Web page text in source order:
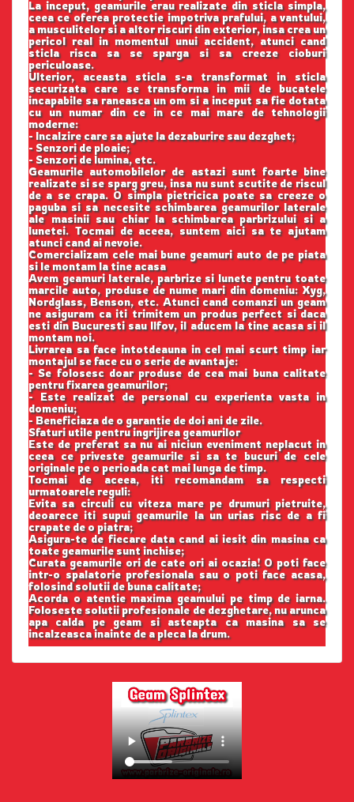
La inceput, geamurile erau realizate din sticla simpla,
ceea ce oferea protectie impotriva prafului, a vantului,
a musculitelor si a altor riscuri din exterior, insa crea un
pericol real in momentul unui accident, atunci cand
sticla risca sa se sparga si sa creeze cioburi
periculoase.
Ulterior, aceasta sticla s-a transformat in sticla
securizata care se transforma in mii de bucatele
incapabile sa raneasca un om si a inceput sa fie dotata
cu un numar din ce in ce mai mare de tehnologii
moderne:
- Incalzire care sa ajute la dezaburire sau dezghet;
- Senzori de ploaie;
- Senzori de lumina, etc.
Geamurile automobilelor de astazi sunt foarte bine
realizate si se sparg greu, insa nu sunt scutite de riscul
de a se crapa. O simpla pietricica poate sa creeze o
paguba si sa necesite schimbarea geamurilor laterale
ale masinii sau chiar la schimbarea parbrizului si a
lunetei. Tocmai de aceea, suntem aici sa te ajutam
atunci cand ai nevoie.
Comercializam cele mai bune geamuri auto de pe piata
si le montam la tine acasa
Avem geamuri laterale, parbrize si lunete pentru toate
marcile auto, produse de nume mari din domeniu: Xyg,
Nordglass, Benson, etc. Atunci cand comanzi un geam
ne asiguram ca iti trimitem un produs perfect si daca
esti din Bucuresti sau Ilfov, il aducem la tine acasa si il
montam noi.
Livrarea sa face intotdeauna in cel mai scurt timp iar
montajul se face cu o serie de avantaje:
- Se folosesc doar produse de cea mai buna calitate
pentru fixarea geamurilor;
- Este realizat de personal cu experienta vasta in
domeniu;
- Beneficiaza de o garantie de doi ani de zile.
Sfaturi utile pentru ingrijirea geamurilor
Este de preferat sa nu ai niciun eveniment neplacut in
ceea ce priveste geamurile si sa te bucuri de cele
originale pe o perioada cat mai lunga de timp.
Tocmai de aceea, iti recomandam sa respecti
urmatoarele reguli:
Evita sa circuli cu viteza mare pe drumuri pietruite,
deoarece iti supui geamurile la un urias risc de a fi
crapate de o piatra;
Asigura-te de fiecare data cand ai iesit din masina ca
toate geamurile sunt inchise;
Curata geamurile ori de cate ori ai ocazia! O poti face
intr-o spalatorie profesionala sau o poti face acasa,
folosind solutii de buna calitate;
Acorda o atentie maxima geamului pe timp de iarna.
Foloseste solutii profesionale de dezghetare, nu arunca
apa calda pe geam si asteapta ca masina sa se
incalzeasca inainte de a pleca la drum.